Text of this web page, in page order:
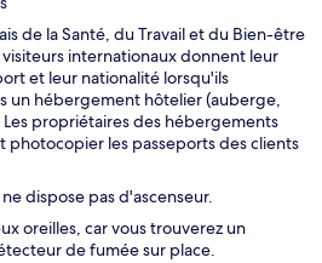
de la Santé, du Travail et du Bien-être
internationaux donnent leur
et leur nationalité lorsqu'ils
un hébergement hôtelier (auberge,
propriétaires des hébergements
photocopier les passeports des clients
dispose pas d'ascenseur.
oreilles, car vous trouverez un
de fumée sur place.